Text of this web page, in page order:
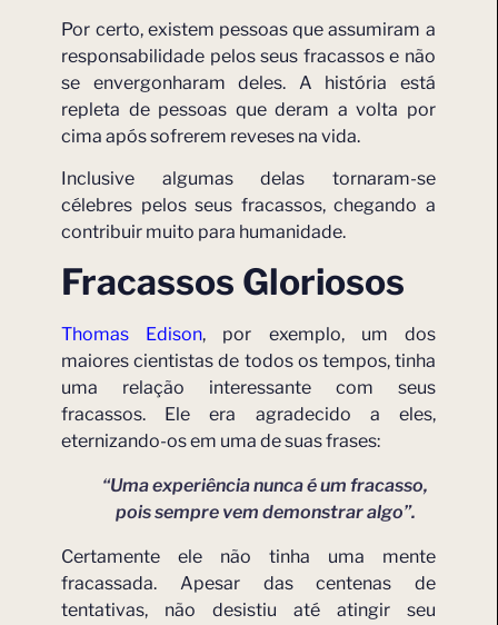
Por certo, existem pessoas que assumiram a
responsabilidade pelos seus fracassos e não
se envergonharam deles. A história está
repleta de pessoas que deram a volta por
cima após sofrerem reveses na vida.
Inclusive algumas delas tornaram-se
célebres pelos seus fracassos, chegando a
contribuir muito para humanidade.
Fracassos Gloriosos
Thomas Edison, por exemplo, um dos
maiores cientistas de todos os tempos, tinha
uma relação interessante com seus
fracassos. Ele era agradecido a eles,
eternizando-os em uma de suas frases:
“Uma experiência nunca é um fracasso,
pois sempre vem demonstrar algo”.
Certamente ele não tinha uma mente
fracassada. Apesar das centenas de
tentativas, não desistiu até atingir seu